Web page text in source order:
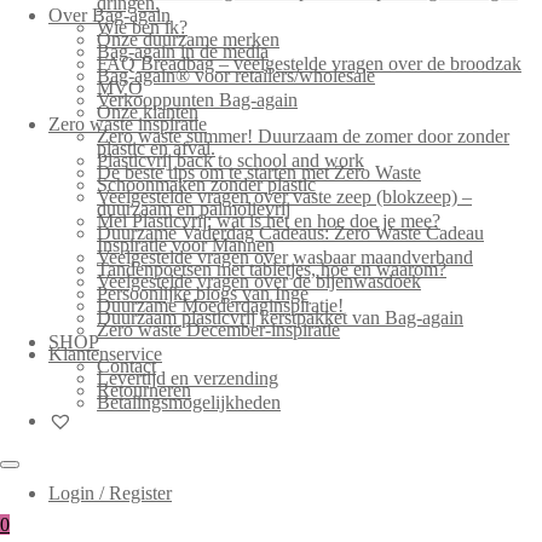
Over Bag-again
Wie ben ik?
Onze duurzame merken
Bag-again in de media
FAQ Breadbag – veelgestelde vragen over de broodzak
Bag-again® voor retailers/wholesale
MVO
Verkooppunten Bag-again
Onze klanten
Zero waste inspiratie
Zero waste summer! Duurzaam de zomer door zonder
plastic en afval.
Plasticvrij back to school and work
De beste tips om te starten met Zero Waste
Schoonmaken zonder plastic
Veelgestelde vragen over vaste zeep (blokzeep) –
duurzaam en palmolievrij
Mei Plasticvrij: wat is het en hoe doe je mee?
Duurzame Vaderdag Cadeaus: Zero Waste Cadeau
Inspiratie voor Mannen
Veelgestelde vragen over wasbaar maandverband
Tandenpoetsen met tabletjes, hoe en waarom?
Veelgestelde vragen over de bijenwasdoek
Persoonlijke blogs van Inge
Duurzame Moederdaginspiratie!
Duurzaam plasticvrij kerstpakket van Bag-again
Zero waste December-inspiratie
SHOP
Klantenservice
Contact
Levertijd en verzending
Retourneren
Betalingsmogelijkheden
Login / Register
0